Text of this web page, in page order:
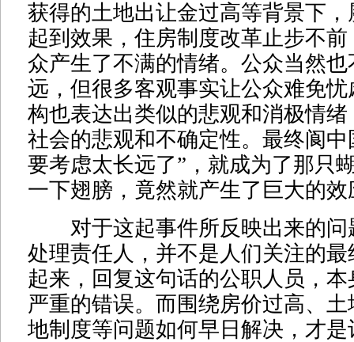
获得的土地出让金过高等背景下
起到效果，住房制度改革止步不
众产生了不满的情绪。公众当然
远，但很多客观事实让公众难免
构也表达出类似的悲观和消极情
社会的悲观和不确定性。最终阆中
要考虑太长远了”，就成为了那只
一下翅膀，竟然就产生了巨大的效
对于这起事件所反映出来的问
处理责任人，并不是人们关注的
起来，回复这句话的公职人员，
严重的错误。而围绕房价过高、
地制度等问题如何早日解决，才